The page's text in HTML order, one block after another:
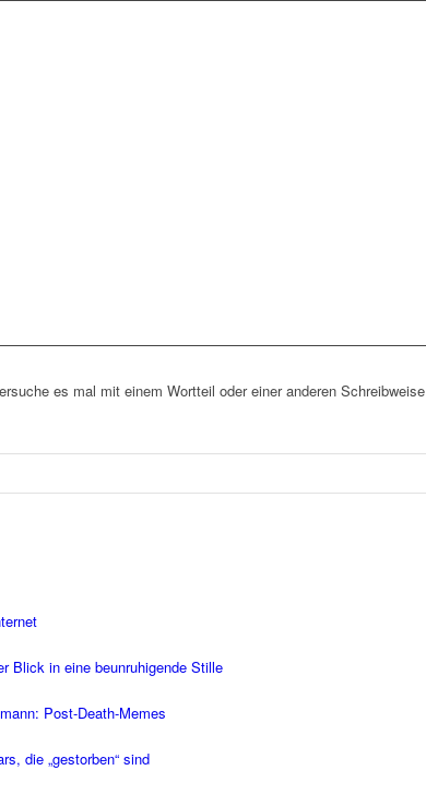
es mal mit einem Wortteil oder einer anderen Schreibweise
Blick in eine beunruhigende Stille
Post-Death-Memes
die „gestorben“ sind